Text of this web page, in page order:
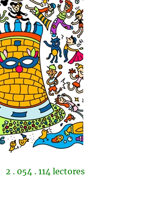
2 . 054 . 114 lectores